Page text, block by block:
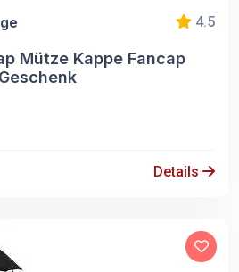
4.5
Mütze Kappe Fancap
Details